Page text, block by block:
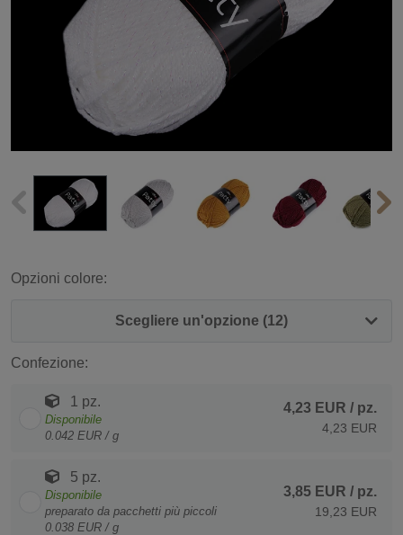
Opzioni colore:
Scegliere un'opzione (12)
Confezione:
1 pz.
Disponibile
0.042 EUR / g
4,23 EUR / pz.
4,23 EUR
5 pz.
Disponibile
preparato da pacchetti più piccoli
0.038 EUR / g
3,85 EUR / pz.
19,23 EUR